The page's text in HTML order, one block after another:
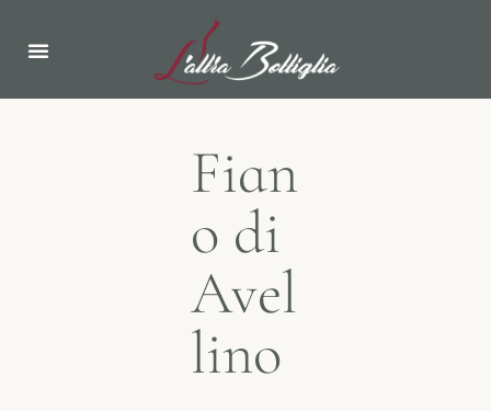
Fian
o di
Avel
lino